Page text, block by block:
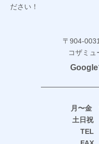
ださい！
〒904-
コザミュ
Google
月〜金
土日祝
TEL